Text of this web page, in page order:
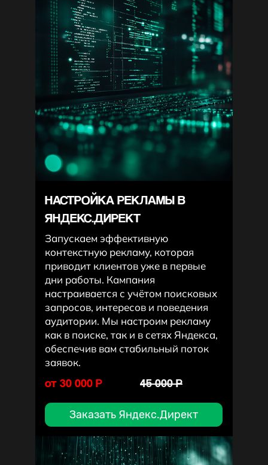
НАСТРОЙКА РЕКЛАМЫ В
ЯНДЕКС.ДИРЕКТ
Запускаем эффективную
контекстную рекламу, которая
приводит клиентов уже в первые
дни работы. Кампания
настраивается с учётом поисковых
запросов, интересов и поведения
аудитории. Мы настроим рекламу
как в поиске, так и в сетях Яндекса,
обеспечив вам стабильный поток
заявок.
от 30 000 P 45 000 P
Заказать Яндекс.Директ